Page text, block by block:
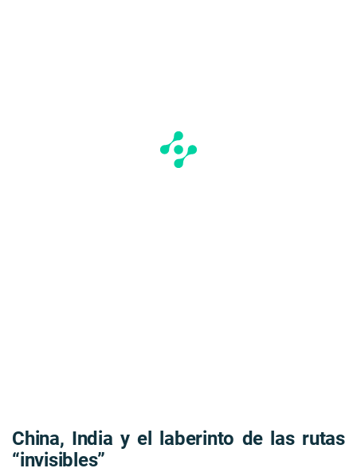
China, India y el laberinto de las rutas
“invisibles”